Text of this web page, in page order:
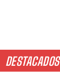
DESTACADOS